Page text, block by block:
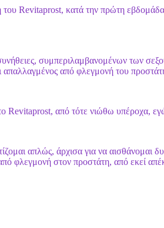
του Revitaprost, κατά την πρώτη
συμπεριλαμβανομένων των
από φλεγμονή του
Revitaprost, από τότε νιώθω υπέροχα,
απλώς, άρχισα για να αισθάνομαι
φλεγμονή στον προστάτη, από εκεί